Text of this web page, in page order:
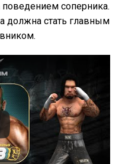
соперника.
должна стать главным